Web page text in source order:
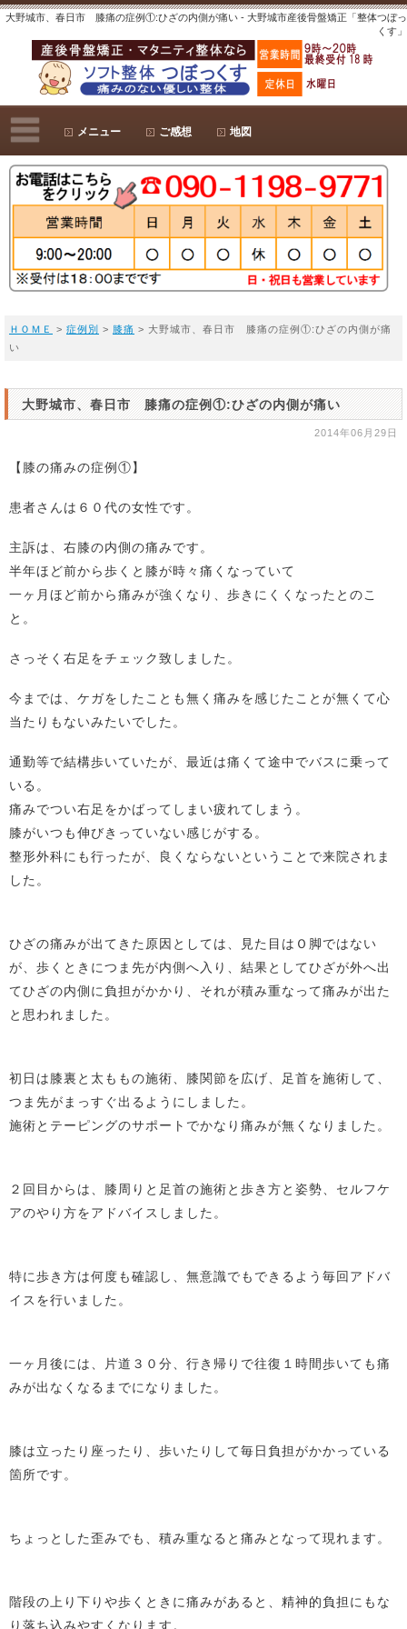
大野城市、春日市 膝痛の症例①:ひざの内側が痛い - 大野城市産後骨盤矯正「整体つぼっ
くす」
メニュー ご感想 地図
ＨＯＭＥ > 症例別 > 膝痛 > 大野城市、春日市 膝痛の症例①:ひざの内側が痛
い
大野城市、春日市 膝痛の症例①:ひざの内側が痛い
2014年06月29日
【膝の痛みの症例①】
患者さんは６０代の女性です。
主訴は、右膝の内側の痛みです。
半年ほど前から歩くと膝が時々痛くなっていて
一ヶ月ほど前から痛みが強くなり、歩きにくくなったとのこ
と。
さっそく右足をチェック致しました。
今までは、ケガをしたことも無く痛みを感じたことが無くて心
当たりもないみたいでした。
通勤等で結構歩いていたが、最近は痛くて途中でバスに乗って
いる。
痛みでつい右足をかばってしまい疲れてしまう。
膝がいつも伸びきっていない感じがする。
整形外科にも行ったが、良くならないということで来院されま
した。
ひざの痛みが出てきた原因としては、見た目はＯ脚ではない
が、歩くときにつま先が内側へ入り、結果としてひざが外へ出
てひざの内側に負担がかかり、それが積み重なって痛みが出た
と思われました。
初日は膝裏と太ももの施術、膝関節を広げ、足首を施術して、
つま先がまっすぐ出るようにしました。
施術とテーピングのサポートでかなり痛みが無くなりました。
２回目からは、膝周りと足首の施術と歩き方と姿勢、セルフケ
アのやり方をアドバイスしました。
特に歩き方は何度も確認し、無意識でもできるよう毎回アドバ
イスを行いました。
一ヶ月後には、片道３０分、行き帰りで往復１時間歩いても痛
みが出なくなるまでになりました。
膝は立ったり座ったり、歩いたりして毎日負担がかかっている
箇所です。
ちょっとした歪みでも、積み重なると痛みとなって現れます。
階段の上り下りや歩くときに痛みがあると、精神的負担にもな
り落ち込みやすくなります。